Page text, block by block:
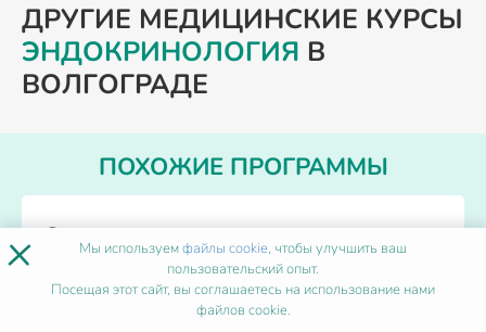
ДРУГИЕ МЕДИЦИНСКИЕ КУРСЫ
ЭНДОКРИНОЛОГИЯ В
ВОЛГОГРАДЕ
ПОХОЖИЕ ПРОГРАММЫ
Спортивная медицина
× Мы используемфайлы cookie, чтобы улучшить ваш
пользовательский опыт.
Посещая этот сайт, вы соглашаетесь на использование нами
файлов cookie.